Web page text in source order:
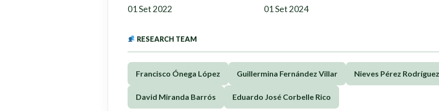
01 Set 2022 01 Set 2024
RESEARCH TEAM
Francisco Ónega López Guillermina Fernández Villar Nieves Pérez Rodríguez
David Miranda Barrós Eduardo José Corbelle Rico